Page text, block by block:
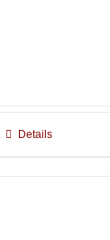
Details